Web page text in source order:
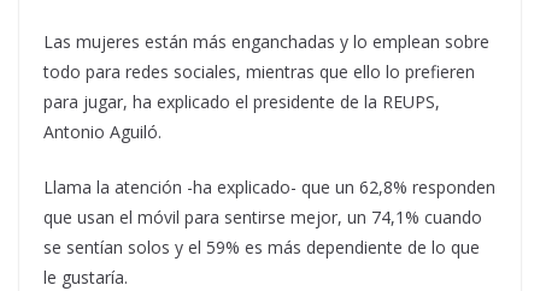
Las mujeres están más enganchadas y lo emplean sobre
todo para redes sociales, mientras que ello lo prefieren
para jugar, ha explicado el presidente de la REUPS,
Antonio Aguiló.
Llama la atención -ha explicado- que un 62,8% responden
que usan el móvil para sentirse mejor, un 74,1% cuando
se sentían solos y el 59% es más dependiente de lo que
le gustaría.